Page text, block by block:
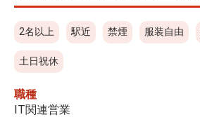
2名以上 駅近 禁煙 服装自由
土日祝休
職種
IT関連営業